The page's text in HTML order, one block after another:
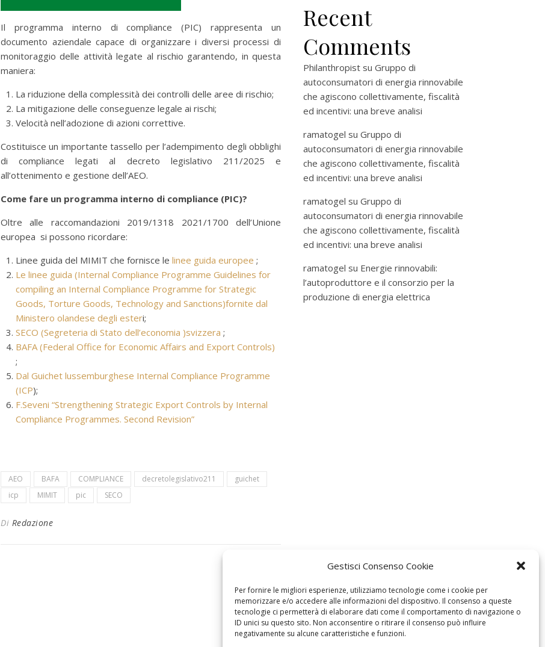
Gestisci Consenso Cookie
Per fornire le migliori esperienze, utilizziamo tecnologie come i cookie per
memorizzare e/o accedere alle informazioni del dispositivo. Il consenso a queste
tecnologie ci permetterà di elaborare dati come il comportamento di navigazione o
ID unici su questo sito. Non acconsentire o ritirare il consenso può influire
negativamente su alcune caratteristiche e funzioni.
Il programma interno di compliance (PIC) rappresenta un
documento aziendale capace di organizzare i diversi processi di
monitoraggio delle attività legate al rischio garantendo, in questa
maniera:
La riduzione della complessità dei controlli delle aree di rischio;
La mitigazione delle conseguenze legale ai rischi;
Velocità nell’adozione di azioni correttive.
Costituisce un importante tassello per l’adempimento degli obblighi
di compliance legati al decreto legislativo 211/2025 e
all’ottenimento e gestione dell’AEO.
Come fare un programma interno di compliance (PIC)?
Oltre alle raccomandazioni 2019/1318 2021/1700 dell’Unione
europea si possono ricordare:
Linee guida del MIMIT che fornisce le linee guida europee ;
Le linee guida (Internal Compliance Programme Guidelines for
compiling an Internal Compliance Programme for Strategic
Goods, Torture Goods, Technology and Sanctions)fornite dal
Ministero olandese degli esteri;
SECO (Segreteria di Stato dell’economia )svizzera ;
BAFA (Federal Office for Economic Affairs and Export Controls)
;
Dal Guichet lussemburghese Internal Compliance Programme
(ICP);
F.Seveni “Strengthening Strategic Export Controls by Internal
Compliance Programmes. Second Revision”
AEO BAFA COMPLIANCE decretolegislativo211
guichet
icp
MIMIT pic SECO
Di Redazione
Recent
Comments
Philanthropist su Gruppo di
autoconsumatori di energia rinnovabile
che agiscono collettivamente, fiscalità
ed incentivi: una breve analisi
ramatogel su Gruppo di
autoconsumatori di energia rinnovabile
che agiscono collettivamente, fiscalità
ed incentivi: una breve analisi
ramatogel su Gruppo di
autoconsumatori di energia rinnovabile
che agiscono collettivamente, fiscalità
ed incentivi: una breve analisi
ramatogel su Energie rinnovabili:
l’autoproduttore e il consorzio per la
produzione di energia elettrica